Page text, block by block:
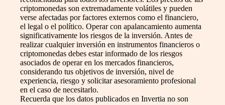
criptomonedas son extremadamente volátiles y pueden
verse afectadas por factores externos como el financiero,
el legal o el político. Operar con apalancamiento aumenta
significativamente los riesgos de la inversión. Antes de
realizar cualquier inversión en instrumentos financieros o
criptomonedas debes estar informado de los riesgos
asociados de operar en los mercados financieros,
considerando tus objetivos de inversión, nivel de
experiencia, riesgo y solicitar asesoramiento profesional
en el caso de necesitarlo.
Recuerda que los datos publicados en Invertia no son